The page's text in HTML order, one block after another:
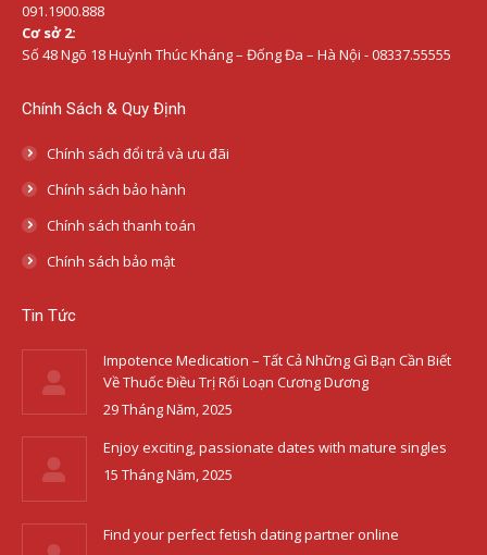
091.1900.888
Cơ sở 2:
Số 48 Ngõ 18 Huỳnh Thúc Kháng – Đống Đa – Hà Nội - 08337.55555
Chính Sách & Quy Định
Chính sách đổi trả và ưu đãi
Chính sách bảo hành
Chính sách thanh toán
Chính sách bảo mật
Tin Tức
Impotence Medication – Tất Cả Những Gì Bạn Cần Biết
Về Thuốc Điều Trị Rối Loạn Cương Dương
29 Tháng Năm, 2025
Enjoy exciting, passionate dates with mature singles
15 Tháng Năm, 2025
Find your perfect fetish dating partner online